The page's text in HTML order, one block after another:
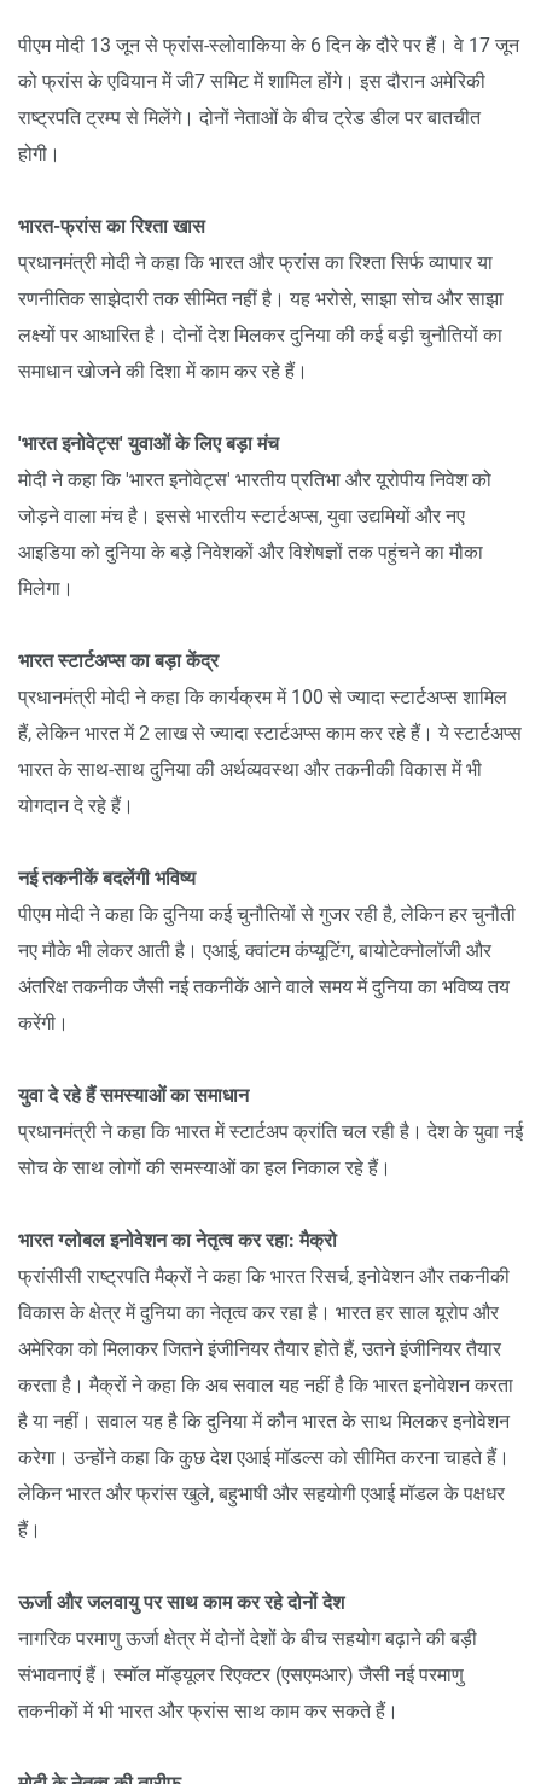
पीएम मोदी 13 जून से फ्रांस-स्लोवाकिया के 6 दिन के दौरे पर हैं। वे 17 जून
को फ्रांस के एवियान में जी7 समिट में शामिल होंगे। इस दौरान अमेरिकी
राष्ट्रपति ट्रम्प से मिलेंगे। दोनों नेताओं के बीच ट्रेड डील पर बातचीत
होगी।
भारत-फ्रांस का रिश्ता खास
प्रधानमंत्री मोदी ने कहा कि भारत और फ्रांस का रिश्ता सिर्फ व्यापार या
रणनीतिक साझेदारी तक सीमित नहीं है। यह भरोसे, साझा सोच और साझा
लक्ष्यों पर आधारित है। दोनों देश मिलकर दुनिया की कई बड़ी चुनौतियों का
समाधान खोजने की दिशा में काम कर रहे हैं।
'भारत इनोवेट्स' युवाओं के लिए बड़ा मंच
मोदी ने कहा कि 'भारत इनोवेट्स' भारतीय प्रतिभा और यूरोपीय निवेश को
जोड़ने वाला मंच है। इससे भारतीय स्टार्टअप्स, युवा उद्यमियों और नए
आइडिया को दुनिया के बड़े निवेशकों और विशेषज्ञों तक पहुंचने का मौका
मिलेगा।
भारत स्टार्टअप्स का बड़ा केंद्र
प्रधानमंत्री मोदी ने कहा कि कार्यक्रम में 100 से ज्यादा स्टार्टअप्स शामिल
हैं, लेकिन भारत में 2 लाख से ज्यादा स्टार्टअप्स काम कर रहे हैं। ये स्टार्टअप्स
भारत के साथ-साथ दुनिया की अर्थव्यवस्था और तकनीकी विकास में भी
योगदान दे रहे हैं।
नई तकनीकें बदलेंगी भविष्य
पीएम मोदी ने कहा कि दुनिया कई चुनौतियों से गुजर रही है, लेकिन हर चुनौती
नए मौके भी लेकर आती है। एआई, क्वांटम कंप्यूटिंग, बायोटेक्नोलॉजी और
अंतरिक्ष तकनीक जैसी नई तकनीकें आने वाले समय में दुनिया का भविष्य तय
करेंगी।
युवा दे रहे हैं समस्याओं का समाधान
प्रधानमंत्री ने कहा कि भारत में स्टार्टअप क्रांति चल रही है। देश के युवा नई
सोच के साथ लोगों की समस्याओं का हल निकाल रहे हैं।
भारत ग्लोबल इनोवेशन का नेतृत्व कर रहा: मैक्रो
फ्रांसीसी राष्ट्रपति मैक्रों ने कहा कि भारत रिसर्च, इनोवेशन और तकनीकी
विकास के क्षेत्र में दुनिया का नेतृत्व कर रहा है। भारत हर साल यूरोप और
अमेरिका को मिलाकर जितने इंजीनियर तैयार होते हैं, उतने इंजीनियर तैयार
करता है। मैक्रों ने कहा कि अब सवाल यह नहीं है कि भारत इनोवेशन करता
है या नहीं। सवाल यह है कि दुनिया में कौन भारत के साथ मिलकर इनोवेशन
करेगा। उन्होंने कहा कि कुछ देश एआई मॉडल्स को सीमित करना चाहते हैं।
लेकिन भारत और फ्रांस खुले, बहुभाषी और सहयोगी एआई मॉडल के पक्षधर
हैं।
ऊर्जा और जलवायु पर साथ काम कर रहे दोनों देश
नागरिक परमाणु ऊर्जा क्षेत्र में दोनों देशों के बीच सहयोग बढ़ाने की बड़ी
संभावनाएं हैं। स्मॉल मॉड्यूलर रिएक्टर (एसएमआर) जैसी नई परमाणु
तकनीकों में भी भारत और फ्रांस साथ काम कर सकते हैं।